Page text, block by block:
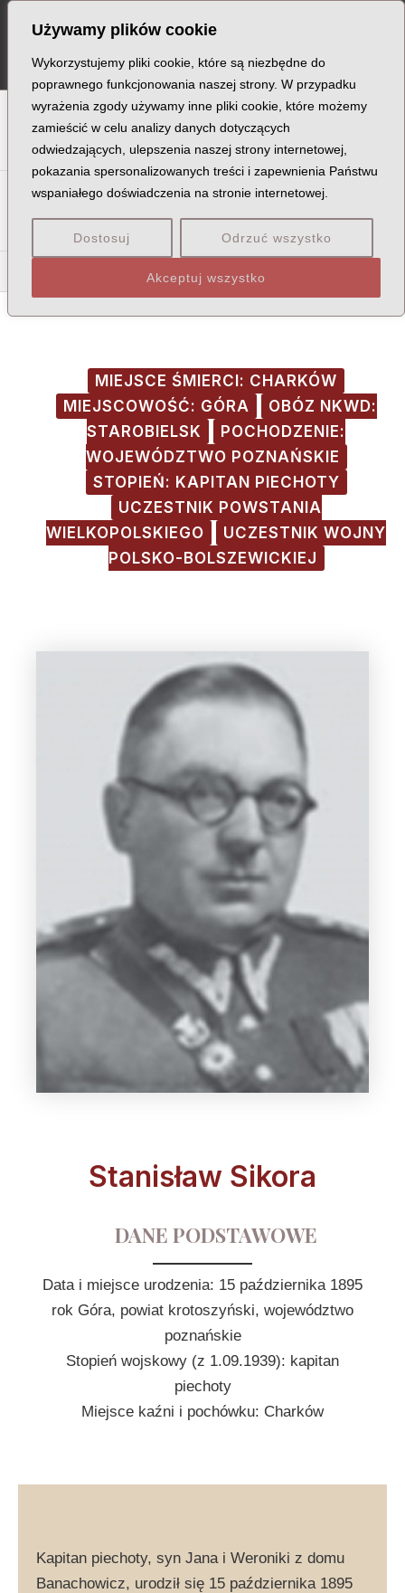
Używamy plików cookie
Wykorzystujemy pliki cookie, które są niezbędne do
poprawnego funkcjonowania naszej strony. W przypadku
wyrażenia zgody używamy inne pliki cookie, które możemy
zamieścić w celu analizy danych dotyczących
odwiedzających, ulepszenia naszej strony internetowej,
pokazania spersonalizowanych treści i zapewnienia Państwu
wspaniałego doświadczenia na stronie internetowej.
Dostosuj Odrzuć wszystko
Akceptuj wszystko
content
B C D E F G H I J K L Ł M
O P Q R S T U V W X Z
Sa Sc Se Si Sk Śl Sł Sm Sn So
Sy Sz
Sim Sin
MIEJSCE ŚMIERCI: CHARKÓW
MIEJSCOWOŚĆ: GÓRA
OBÓZ NKWD:
STAROBIELSK
POCHODZENIE:
WOJEWÓDZTWO POZNAŃSKIE
STOPIEŃ: KAPITAN PIECHOTY
UCZESTNIK POWSTANIA
WIELKOPOLSKIEGO
UCZESTNIK WOJNY
POLSKO-BOLSZEWICKIEJ
Stanisław Sikora
DANE PODSTAWOWE
Data i miejsce urodzenia: 15 października 1895
rok Góra, powiat krotoszyński, województwo
poznańskie
Stopień wojskowy (z 1.09.1939): kapitan
piechoty
Miejsce kaźni i pochówku: Charków
Kapitan piechoty, syn Jana i Weroniki z domu
Banachowicz, urodził się 15 października 1895
navigation